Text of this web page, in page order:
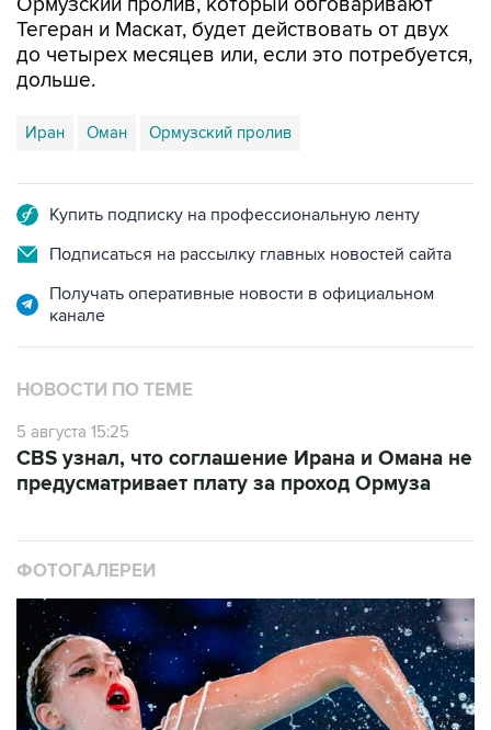
Тегеран и Маскат, будет действовать от двух
до четырех месяцев или, если это потребуется,
дольше.
Иран Оман Ормузский пролив
Купить подписку на профессиональную ленту
Подписаться на рассылку главных новостей сайта
Получать оперативные новости в официальном
канале
НОВОСТИ ПО ТЕМЕ
5 августа 15:25
CBS узнал, что соглашение Ирана и Омана не
предусматривает плату за проход Ормуза
ФОТОГАЛЕРЕИ